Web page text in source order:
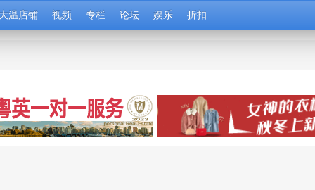
温店铺 视频 专栏 论坛 娱乐 折扣